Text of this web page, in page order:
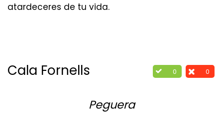
atardeceres de tu vida.
0 0
Cala Fornells
Peguera